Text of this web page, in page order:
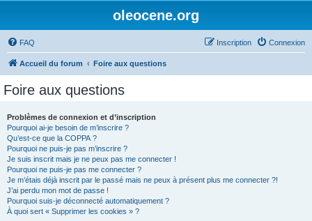
oleocene.org
FAQ Connexion
Inscription
Accueil du forum Foire aux questions
Foire aux questions
Problèmes de connexion et d’inscription
Pourquoi ai-je besoin de m’inscrire ?
Qu’est-ce que la COPPA ?
Pourquoi ne puis-je pas m’inscrire ?
Je suis inscrit mais je ne peux pas me connecter !
Pourquoi ne puis-je pas me connecter ?
Je m’étais déjà inscrit par le passé mais ne peux à présent plus me connecter ?!
J’ai perdu mon mot de passe !
Pourquoi suis-je déconnecté automatiquement ?
À quoi sert « Supprimer les cookies » ?